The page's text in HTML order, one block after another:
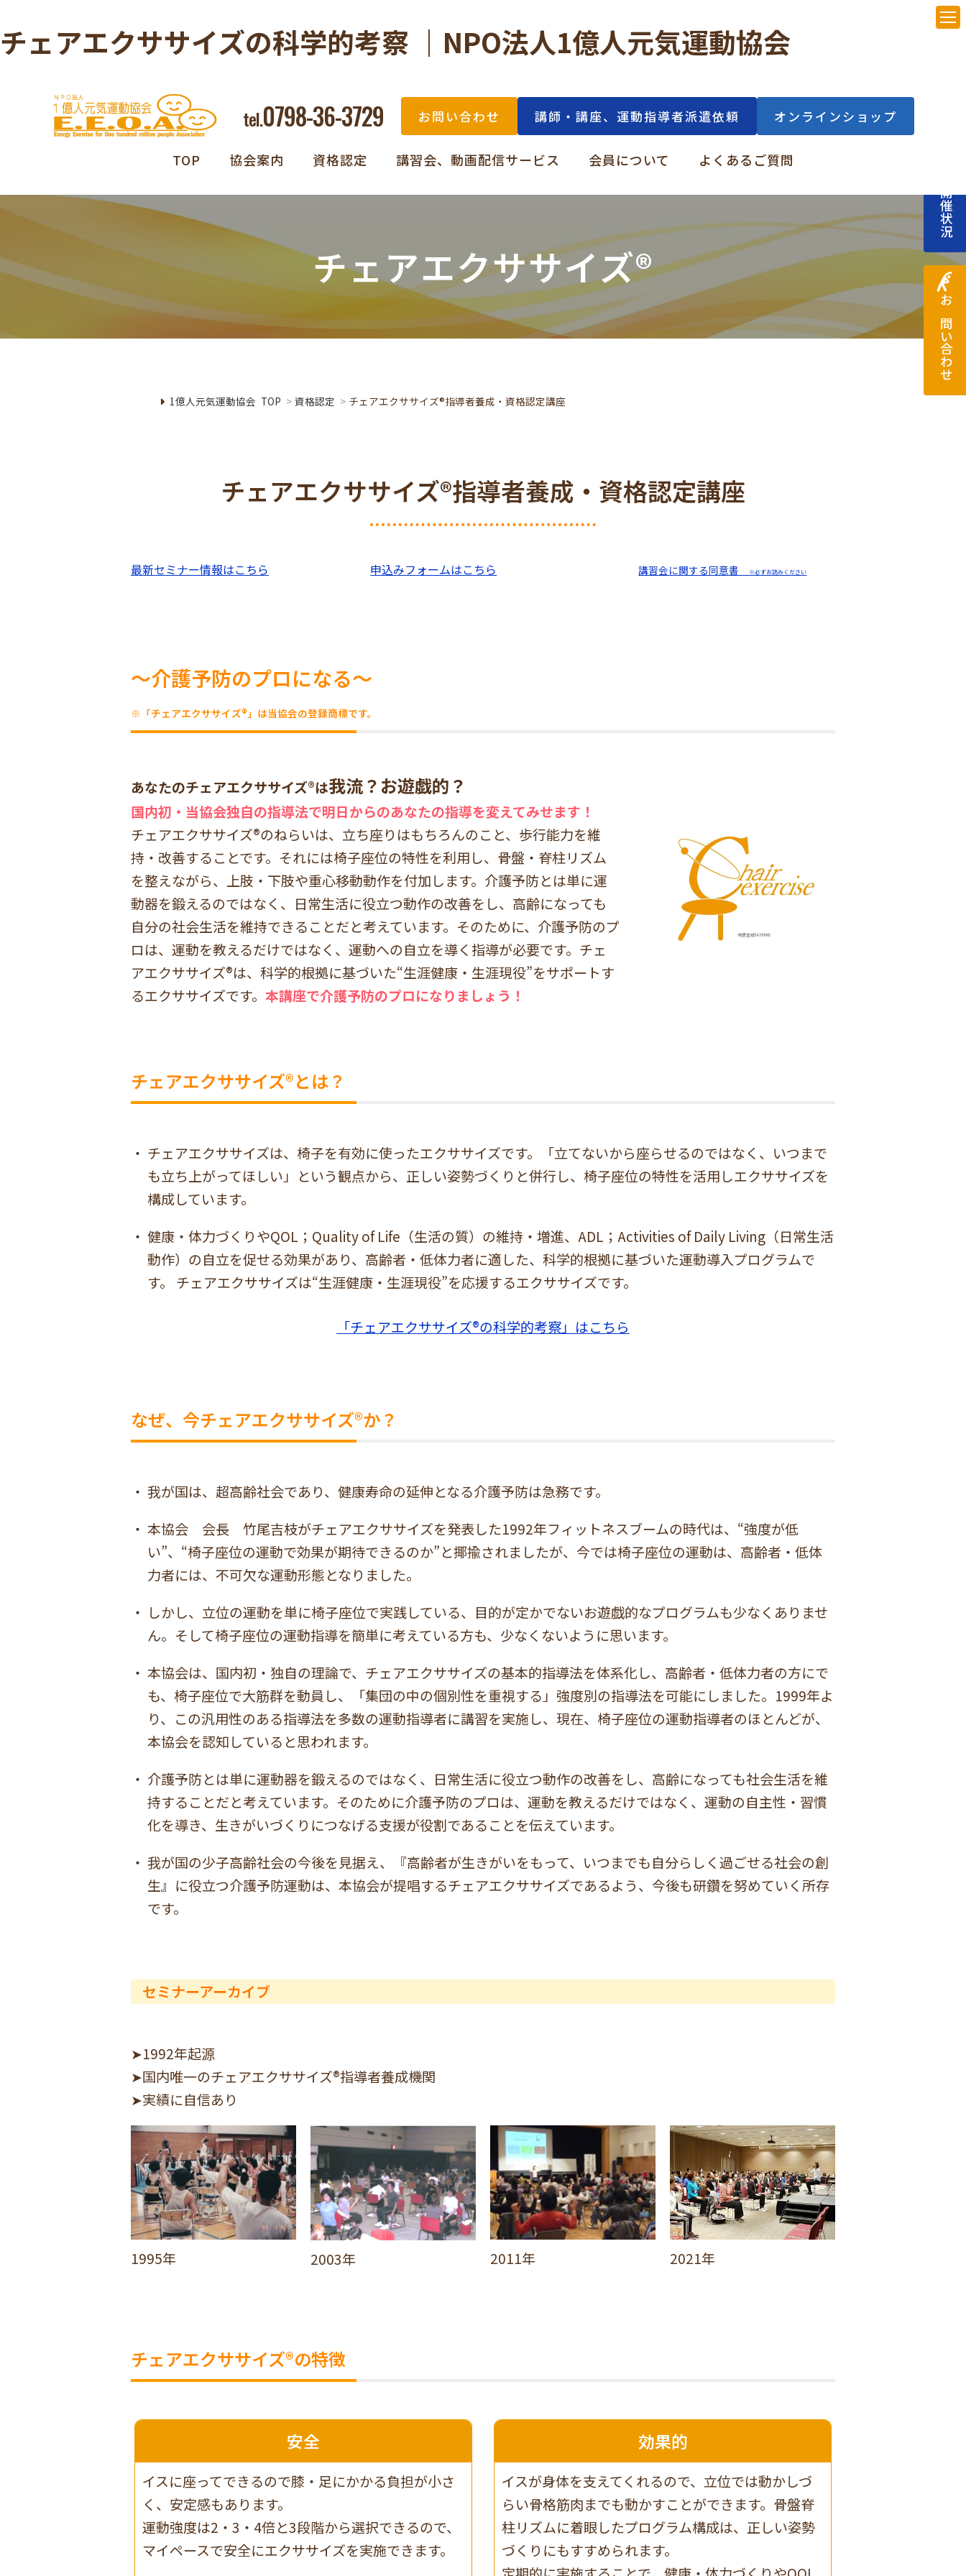
チェアエクササイズの科学的考察 ｜NPO法人1億人元気運動協会
tel.0798-36-3729 お問い合わせ 講師・講座、運動指導者派遣依頼 オンラインショップ
TOP 協会案内 資格認定 講習会、動画配信サービス 会員について よくあるご質問
チェアエクササイズ®
1億人元気運動協会 TOP > 資格認定 > チェアエクササイズ®指導者養成・資格認定講座
チェアエクササイズ®指導者養成・資格認定講座
最新セミナー情報はこちら 申込みフォームはこちら 講習会に関する同意書 ※必ずお読みください
～介護予防のプロになる～
※「チェアエクササイズ®」は当協会の登録商標です。
あなたのチェアエクササイズ®は我流？お遊戯的？
国内初・当協会独自の指導法で明日からのあなたの指導を変えてみせます！
チェアエクササイズ®のねらいは、立ち座りはもちろんのこと、歩行能力を維
持・改善することです。それには椅子座位の特性を利用し、骨盤・脊柱リズム
を整えながら、上肢・下肢や重心移動動作を付加します。介護予防とは単に運
動器を鍛えるのではなく、日常生活に役立つ動作の改善をし、高齢になっても
自分の社会生活を維持できることだと考えています。そのために、介護予防のプ
ロは、運動を教えるだけではなく、運動への自立を導く指導が必要です。チェ
アエクササイズ®は、科学的根拠に基づいた“生涯健康・生涯現役”をサポートす
るエクササイズです。 本講座で介護予防のプロになりましょう！
チェアエクササイズ®とは？
チェアエクササイズは、椅子を有効に使ったエクササイズです。「立てないから座らせるのではなく、いつまで
も立ち上がってほしい」という観点から、正しい姿勢づくりと併行し、椅子座位の特性を活用しエクササイズを
構成しています。
健康・体力づくりやQOL；Quality of Life（生活の質）の維持・増進、ADL；Activities of Daily Living（日常生活
動作）の自立を促せる効果があり、高齢者・低体力者に適した、科学的根拠に基づいた運動導入プログラムで
す。 チェアエクササイズは“生涯健康・生涯現役”を応援するエクササイズです。
「チェアエクササイズ®の科学的考察」はこちら
なぜ、今チェアエクササイズ®か？
我が国は、超高齢社会であり、健康寿命の延伸となる介護予防は急務です。
本協会 会長 竹尾吉枝がチェアエクササイズを発表した1992年フィットネスブームの時代は、“強度が低
い”、“椅子座位の運動で効果が期待できるのか”と揶揄されましたが、今では椅子座位の運動は、高齢者・低体
力者には、不可欠な運動形態となりました。
しかし、立位の運動を単に椅子座位で実践している、目的が定かでないお遊戯的なプログラムも少なくありませ
ん。そして椅子座位の運動指導を簡単に考えている方も、少なくないように思います。
本協会は、国内初・独自の理論で、チェアエクササイズの基本的指導法を体系化し、高齢者・低体力者の方にで
も、椅子座位で大筋群を動員し、「集団の中の個別性を重視する」強度別の指導法を可能にしました。1999年よ
り、この汎用性のある指導法を多数の運動指導者に講習を実施し、現在、椅子座位の運動指導者のほとんどが、
本協会を認知していると思われます。
介護予防とは単に運動器を鍛えるのではなく、日常生活に役立つ動作の改善をし、高齢になっても社会生活を維
持することだと考えています。そのために介護予防のプロは、運動を教えるだけではなく、運動の自主性・習慣
化を導き、生きがいづくりにつなげる支援が役割であることを伝えています。
我が国の少子高齢社会の今後を見据え、『高齢者が生きがいをもって、いつまでも自分らしく過ごせる社会の創
生』に役立つ介護予防運動は、本協会が提唱するチェアエクササイズであるよう、今後も研鑽を努めていく所存
です。
セミナーアーカイブ
➤1992年起源
➤国内唯一のチェアエクササイズ®指導者養成機関
➤実績に自信あり
1995年 2003年 2011年 2021年
チェアエクササイズ®の特徴
安全
イスに座ってできるので膝・足にかかる負担が小さ
く、安定感もあります。
運動強度は2・3・4倍と3段階から選択できるので、
マイペースで安全にエクササイズを実施できます。
効果的
イスが身体を支えてくれるので、立位では動かしづ
らい骨格筋肉までも動かすことができます。骨盤脊
柱リズムに着眼したプログラム構成は、正しい姿勢
づくりにもすすめられます。
講習会開催状況
お問い合わせ